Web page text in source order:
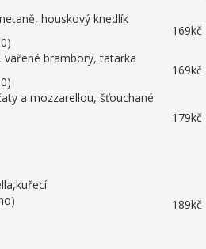
houskový knedlík
169kč
vařené brambory, tatarka
169kč
a mozzarellou, šťouchané
179kč
189kč